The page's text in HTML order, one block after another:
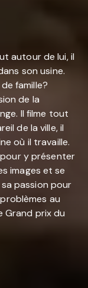
autour de lui, il
son usine.
famille?
de la
Il filme tout
de la ville, il
où il travaille.
y présenter
images et se
passion pour
au
Grand prix du